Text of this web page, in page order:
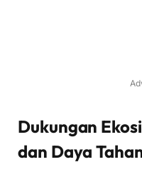
Dukungan
dan Daya